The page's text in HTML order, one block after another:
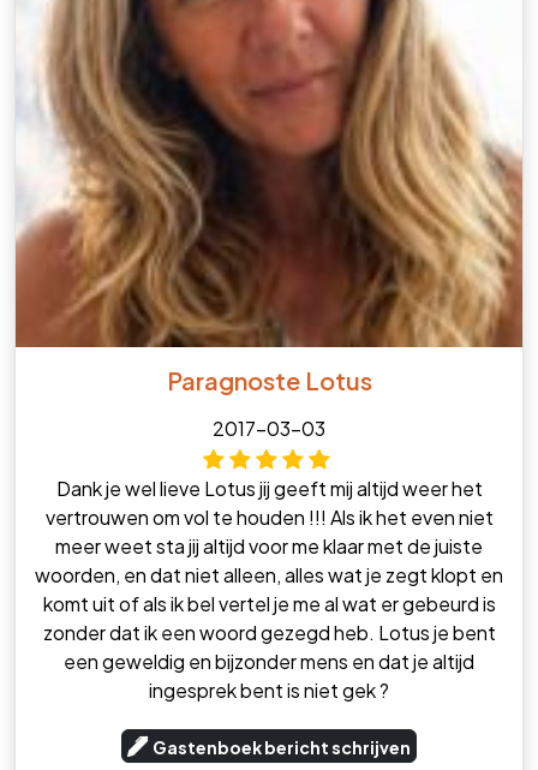
Paragnoste Lotus
2017-03-03
Dank je wel lieve Lotus jij geeft mij altijd weer het
vertrouwen om vol te houden !!! Als ik het even niet
meer weet sta jij altijd voor me klaar met de juiste
woorden, en dat niet alleen, alles wat je zegt klopt en
komt uit of als ik bel vertel je me al wat er gebeurd is
zonder dat ik een woord gezegd heb. Lotus je bent
een geweldig en bijzonder mens en dat je altijd
ingesprek bent is niet gek ?
Gastenboek bericht schrijven